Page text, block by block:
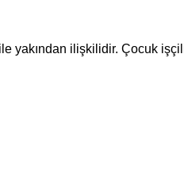
yakından ilişkilidir. Çocuk